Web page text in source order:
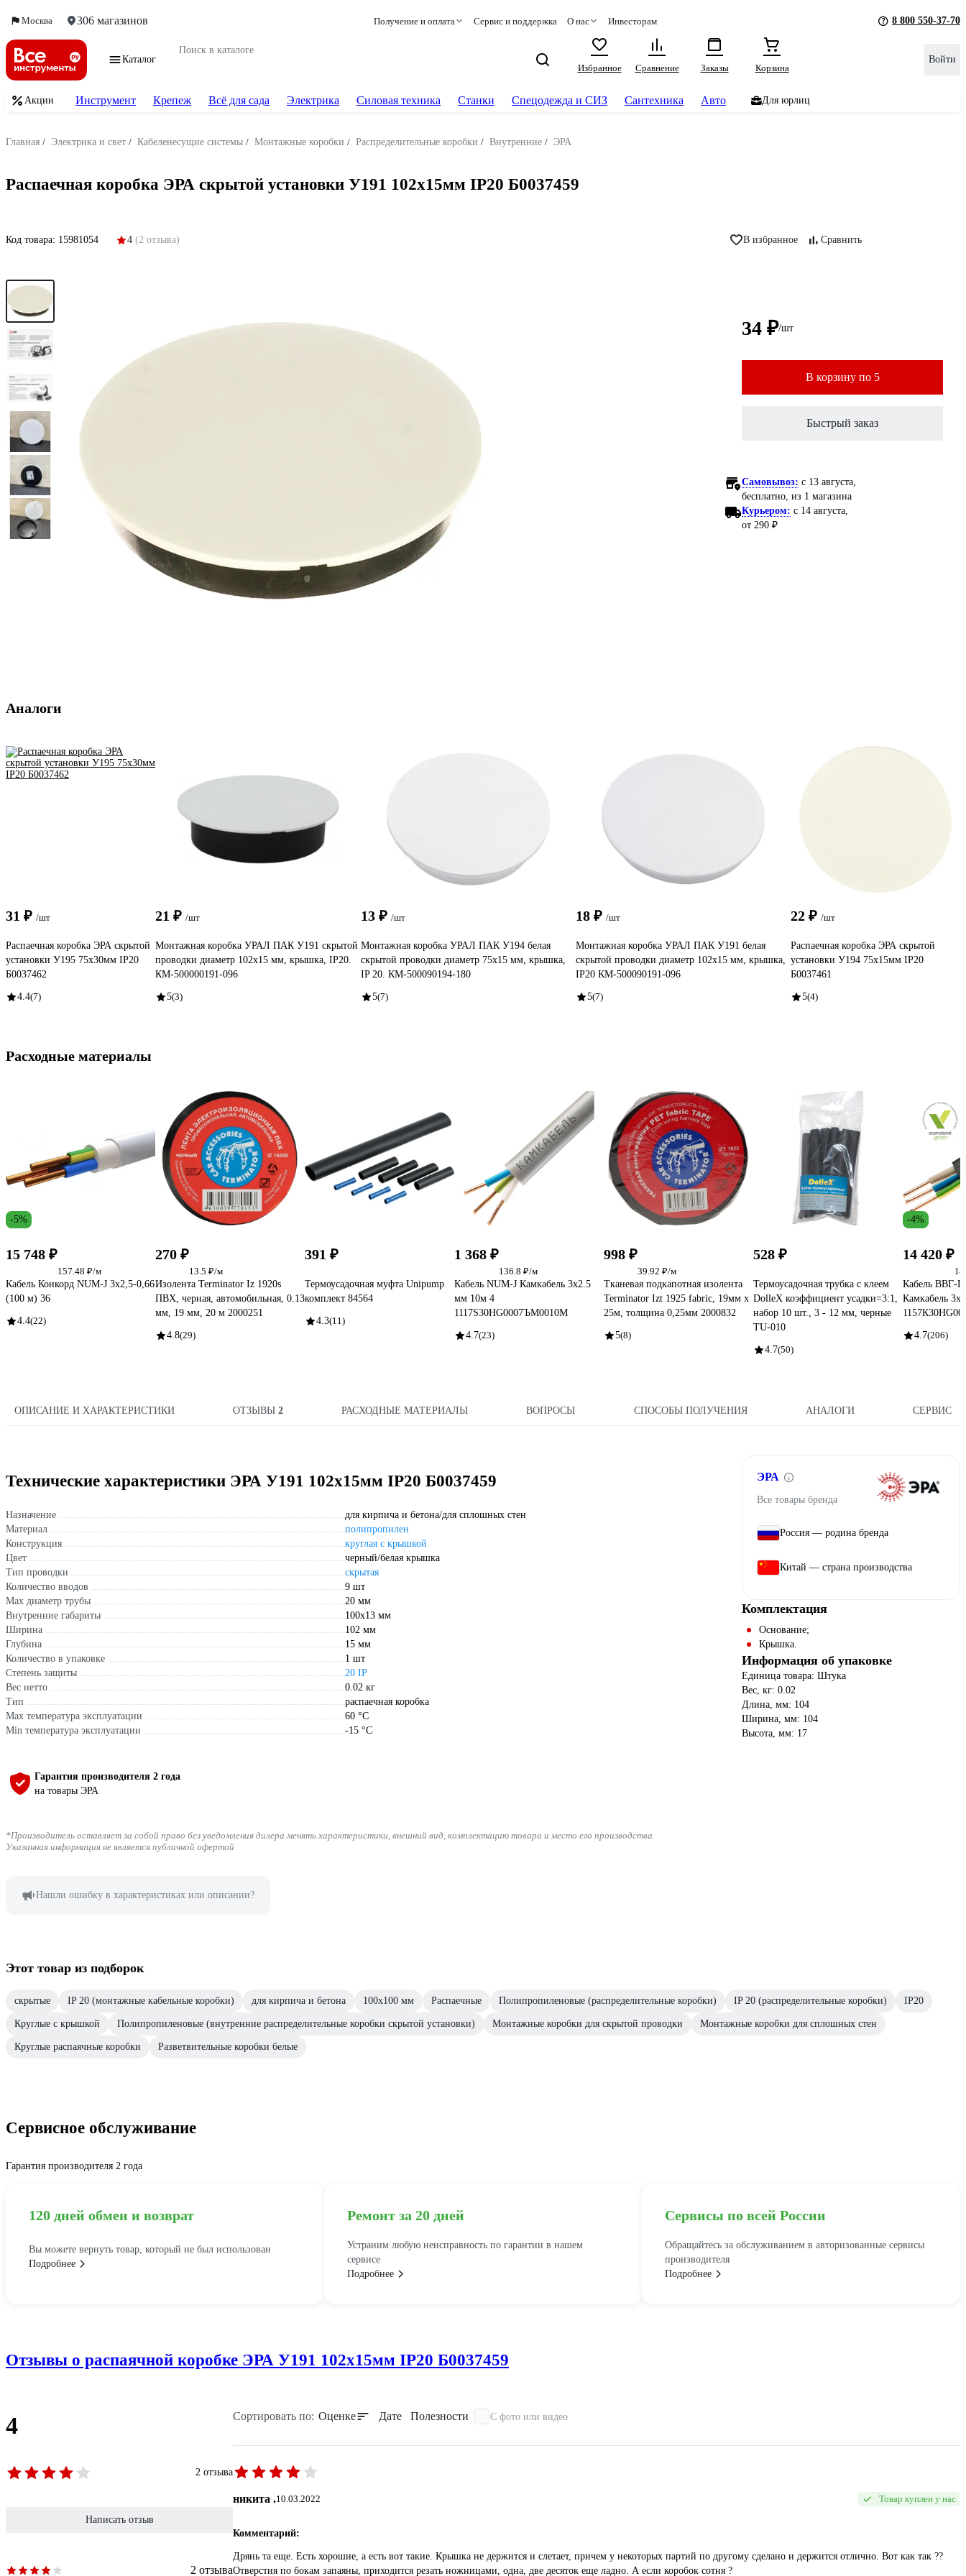
Москва 306 магазинов Получение и оплата Сервис и поддержка О нас Инвесторам 8 800 550-37-70
Каталог
Избранное
Сравнение Заказы Корзина
Войти
Акции Инструмент Крепеж Всё для сада Электрика Силовая техника Станки Спецодежда и СИЗ Сантехника Авто Для юрлиц
Главная / Электрика и свет / Кабеленесущие системы / Монтажные коробки / Распределительные коробки / Внутренние / ЭРА
Распаечная коробка ЭРА скрытой установки У191 102х15мм IP20 Б0037459
Код товара: 15981054 4 (2 отзыва) В избранное Сравнить
34 ₽/шт
В корзину по 5
Быстрый заказ
Самовывоз: c 13 августа,
бесплатно , из 1 магазина
Курьером: c 14 августа,
от 290 ₽
Аналоги
31 ₽ /шт
Распаечная коробка ЭРА скрытой
установки У195 75х30мм IP20
Б0037462
4.4(7)
21 ₽ /шт
Монтажная коробка УРАЛ ПАК У191 скрытой
проводки диаметр 102х15 мм, крышка, IP20.
КМ-500000191-096
5(3)
13 ₽ /шт
Монтажная коробка УРАЛ ПАК У194 белая
скрытой проводки диаметр 75х15 мм, крышка,
IP 20. КМ-500090194-180
5(7)
18 ₽ /шт
Монтажная коробка УРАЛ ПАК У191 белая
скрытой проводки диаметр 102х15 мм, крышка,
IP20 КМ-500090191-096
5(7)
22 ₽/шт
Распаечная коробка ЭРА скрытой
установки У194 75х15мм IP20
Б0037461
5(4)
Расходные материалы
-5%
15 748 ₽
157.48 ₽/м
Кабель Конкорд NUM-J 3х2,5-0,66
(100 м) 36
4.4(22)
270 ₽
13.5 ₽/м
Изолента Terminator Iz 1920s
ПВХ, черная, автомобильная, 0.13
мм, 19 мм, 20 м 2000251
4.8(29)
391 ₽
Термоусадочная муфта Unipump
комплект 84564
4.3(11)
1 368 ₽
136.8 ₽/м
Кабель NUM-J Камкабель 3x2.5
мм 10м 4
1117S30HG0007ЪM0010М
4.7(23)
998 ₽
39.92 ₽/м
Тканевая подкапотная изолента
Terminator Izt 1925 fabric, 19мм х
25м, толщина 0,25мм 2000832
5(8)
528 ₽
Термоусадочная трубка с клеем
DolleX коэффициент усадки=3:1,
набор 10 шт., 3 - 12 мм, черные
TU-010
4.7(50)
-4%
14 420 ₽
Кабель ВВГ-
Камкабель
4.7(206)
ОПИСАНИЕ И ХАРАКТЕРИСТИКИ ОТЗЫВЫ2 РАСХОДНЫЕ МАТЕРИАЛЫ ВОПРОСЫ СПОСОБЫ ПОЛУЧЕНИЯ АНАЛОГИ СЕРВИС
Технические характеристики ЭРА У191 102х15мм IP20 Б0037459
Назначение
для кирпича и бетона/для сплошных стен
Материал
полипропилен
Конструкция
круглая с крышкой
Цвет
черный/белая крышка
Тип проводки
скрытая
Количество вводов
9 шт
Max диаметр трубы
20 мм
Внутренние габариты
100х13 мм
Ширина
102 мм
Глубина
15 мм
Количество в упаковке
1 шт
Степень защиты
20 IP
Вес нетто
0.02 кг
Тип
распаечная коробка
Max температура эксплуатации
60 °С
Min температура эксплуатации
-15 °С
Гарантия производителя 2 года
на товары ЭРА
*Производитель оставляет за собой право без уведомления дилера менять характеристики, внешний вид, комплектацию товара и место его производства.
Указанная информация не является публичной офертой
Нашли ошибку в характеристиках или описании?
ЭРА
Все товары бренда
Россия — родина бренда
Китай — страна производства
Комплектация
Основание;
Крышка.
Информация об упаковке
Единица товара: Штука
Вес, кг: 0.02
Длина, мм: 104
Ширина, мм: 104
Высота, мм: 17
Этот товар из подборок
скрытые IP 20 (монтажные кабельные коробки) для кирпича и бетона 100х100 мм Распаечные Полипропиленовые (распределительные коробки) IP 20 (распределительные коробки) IP20
Круглые с крышкой Полипропиленовые (внутренние распределительные коробки скрытой установки) Монтажные коробки для скрытой проводки Монтажные коробки для сплошных стен
Круглые распаячные коробки Разветвительные коробки белые
Сервисное обслуживание
Гарантия производителя 2 года
120 дней обмен и возврат
Вы можете вернуть товар, который не был использован
Подробнее
Ремонт за 20 дней
Устраним любую неисправность по гарантии в нашем
сервисе
Подробнее
Сервисы по всей России
Обращайтесь за обслуживанием в авторизованные сервисы
производителя
Подробнее
Отзывы о распаячной коробке ЭРА У191 102х15мм IP20 Б0037459
4
2 отзыва
Написать отзыв
2 отзыва
Сортировать по: Оценке Дате Полезности С фото или видео
никита .10.03.2022 Товар куплен у нас
Комментарий:
Дрянь та еще. Есть хорошие, а есть вот такие. Крышка не держится и слетает, причем у некоторых партий по другому сделано и держится отлично. Вот как так ??
Отверстия по бокам запаяны, приходится резать ножницами, одна, две десяток еще ладно. А если коробок сотня ?